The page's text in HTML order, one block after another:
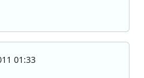
01:33